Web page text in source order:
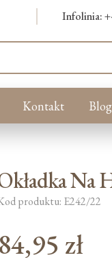
Infolinia:
Kontakt Blog
Na
produktu: E242/22
84,95 zł